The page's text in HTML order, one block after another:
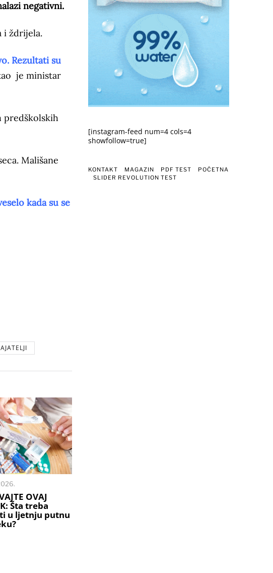
negativni.
i ždrijela.
Rezultati su
je ministar
predškolskih
Mališane
kada su se
OVAJ
Šta treba
u ljetnju putnu
[instagram-feed num=4 cols=4
showfollow=true]
KONTAKT MAGAZIN PDF TEST
POČETNA
SLIDER REVOLUTION TEST